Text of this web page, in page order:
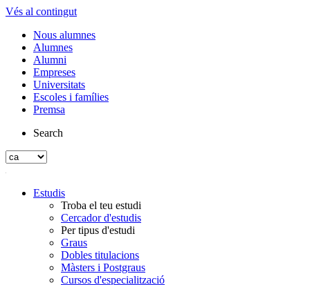
Vés al contingut
Nous alumnes
Alumnes
Alumni
Empreses
Universitats
Escoles i famílies
Premsa
Search
Estudis
Troba el teu estudi
Cercador d'estudis
Per tipus d'estudi
Graus
Dobles titulacions
Màsters i Postgraus
Cursos d'especialització